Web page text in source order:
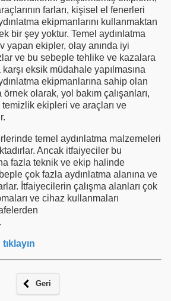
farları, kişisel el fenerleri
ekipmanlarını kullanmaktan
bir şey yoktur. Temel aydınlatma
yapan ekipler, olay anında iyi
ve bu sebeple tehlike ve kazalara
eksik müdahale yapılmasına
ekipmanlarına sahip olan
olarak, yol bakım çalışanları,
ekipleri ve araçları ve
temel aydınlatma malzemeleri
Ancak itfaiyeciler bu
fazla teknik ve ekip halinde
çok fazla aydınlatma alanına ve
İtfaiyecilerin çalışma alanları çok
ve cihaz kullanmaları
Geri